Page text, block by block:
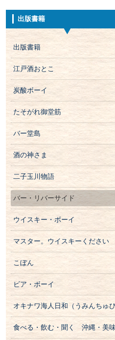
出版書籍
出版書籍
江戸酒おとこ
炭酸ボーイ
たそがれ御堂筋
バー堂島
酒の神さま
二子玉川物語
バー・リバーサイド
ウイスキー・ボーイ
マスター。ウイスキーください
こぼん
ビア・ボーイ
オキナワ海人日和（うみんちゅび
食べる・飲む・聞く 沖縄・美